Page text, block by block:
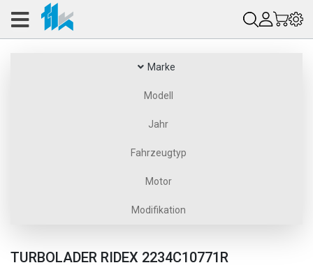
Marke
Modell
Jahr
Fahrzeugtyp
Motor
Modifikation
TURBOLADER RIDEX 2234C10771R